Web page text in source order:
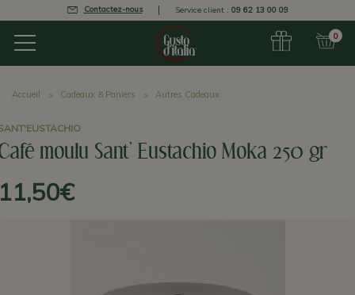
Contactez-nous Service client : 09 62 13 00 09
0
Accueil Cadeaux & Paniers Autres Cadeaux
moulu Sant' Eustachio Moka 250 gr